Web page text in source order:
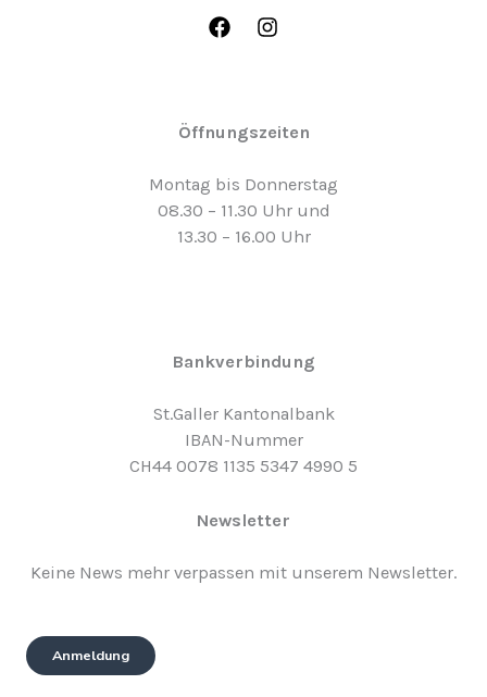
Öffnungszeiten
Montag bis Donnerstag
08.30 – 11.30 Uhr und
13.30 – 16.00 Uhr
Bankverbindung
St.Galler Kantonalbank
IBAN-Nummer
CH44 0078 1135 5347 4990 5
Newsletter
Keine News mehr verpassen mit unserem Newsletter.
Anmeldung